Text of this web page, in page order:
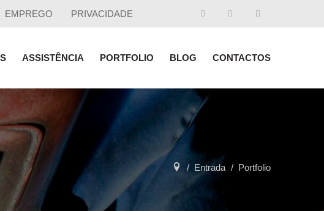
EMPREGO PRIVACIDADE
ASSISTÊNCIA PORTFOLIO BLOG CONTACTOS
Entrada Portfolio